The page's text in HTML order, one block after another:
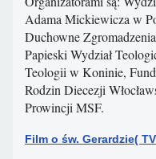
Adama Mickiewicza w
Duchowne
Papieski Wydział
Teologii w Koninie,
Rodzin Diecezji
Prowincji MSF.
Film o św. Gerardzie(